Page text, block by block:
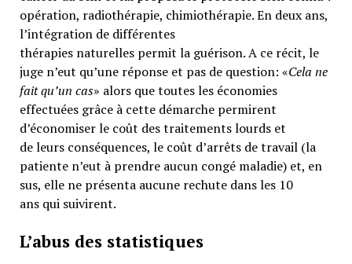
opération, radiothérapie, chimiothérapie. En deux ans,
l’intégration de différentes
thérapies naturelles permit la guérison. A ce récit, le
juge n’eut qu’une réponse et pas de question: «Cela ne
fait qu’un cas» alors que toutes les économies
effectuées grâce à cette démarche permirent
d’économiser le coût des traitements lourds et
de leurs conséquences, le coût d’arrêts de travail (la
patiente n’eut à prendre aucun congé maladie) et, en
sus, elle ne présenta aucune rechute dans les 10
ans qui suivirent.
L’abus des statistiques